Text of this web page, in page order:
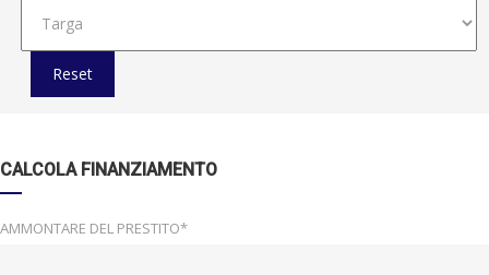
Reset
CALCOLA FINANZIAMENTO
AMMONTARE DEL PRESTITO*